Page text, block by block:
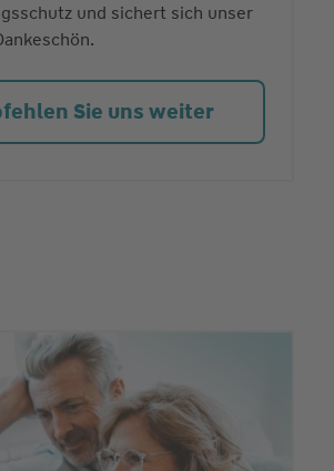
und sichert sich unser
Sie uns weiter